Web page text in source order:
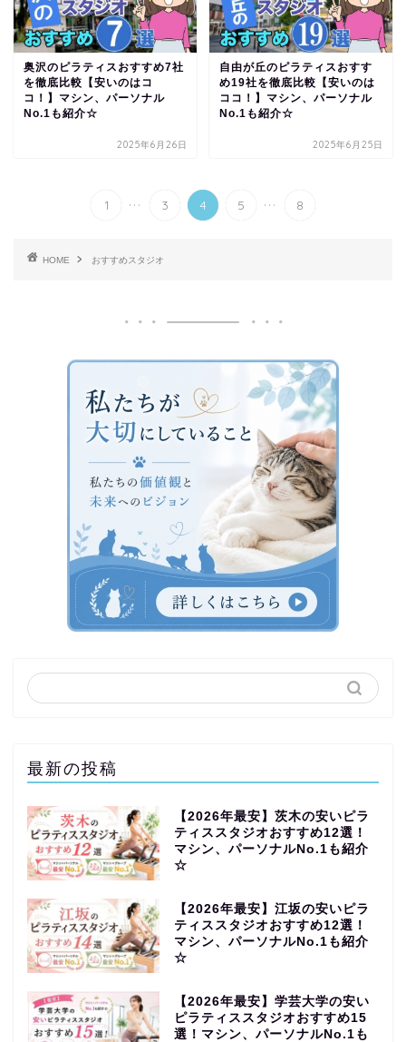
奥沢のピラティスおすすめ7社
を徹底比較【安いのはコ
コ！】マシン、パーソナル
No.1も紹介☆
2025年6月26日
自由が丘のピラティスおすす
め19社を徹底比較【安いのは
ココ！】マシン、パーソナル
No.1も紹介☆
2025年6月25日
1 ... 3 4 5 ... 8
HOME おすすめスタジオ
最新の投稿
【2026年最安】茨木の安いピラ
ティススタジオおすすめ12選！
マシン、パーソナルNo.1も紹介
☆
【2026年最安】江坂の安いピラ
ティススタジオおすすめ12選！
マシン、パーソナルNo.1も紹介
☆
【2026年最安】学芸大学の安い
ピラティススタジオおすすめ15
選！マシン、パーソナルNo.1も